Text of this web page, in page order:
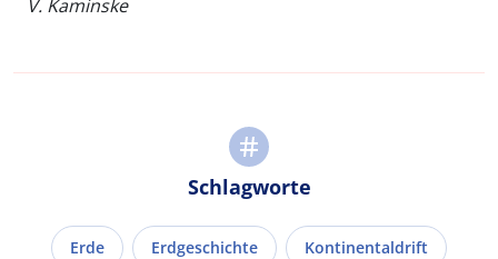
V. Kaminske
Schlagworte
Erde Erdgeschichte Kontinentaldrift